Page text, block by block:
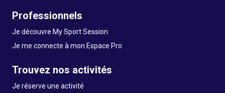
Professionnels
Je découvre My Sport Session
Je me connecte à mon Espace Pro
Trouvez nos activités
Je réserve une activité